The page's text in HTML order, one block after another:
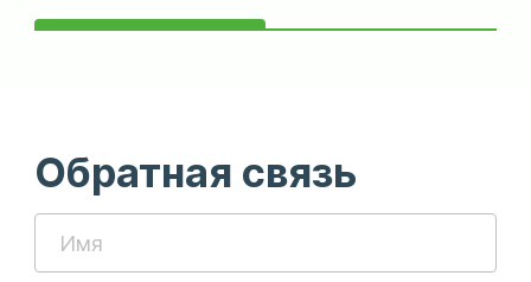
Обратная связь